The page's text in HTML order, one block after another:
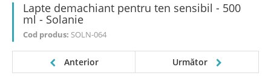
Lapte demachiant pentru ten sensibil - 500
ml - Solanie
Cod produs: SOLN-064
Anterior Următor